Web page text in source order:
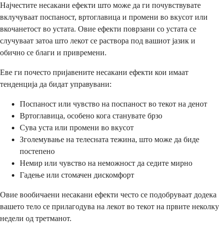
Најчестите несакани ефекти што може да ги почувствувате
вклучуваат поспаност, вртоглавица и промени во вкусот или
вкочанетост во устата. Овие ефекти поврзани со устата се
случуваат затоа што лекот се раствора под вашиот јазик и
обично се благи и привремени.
Еве ги почесто пријавените несакани ефекти кои имаат
тенденција да бидат управувани:
Поспаност или чувство на поспаност во текот на денот
Вртоглавица, особено кога станувате брзо
Сува уста или промени во вкусот
Зголемување на телесната тежина, што може да биде
постепено
Немир или чувство на неможност да седите мирно
Гадење или стомачен дискомфорт
Овие вообичаени несакани ефекти често се подобруваат додека
вашето тело се прилагодува на лекот во текот на првите неколку
недели од третманот.